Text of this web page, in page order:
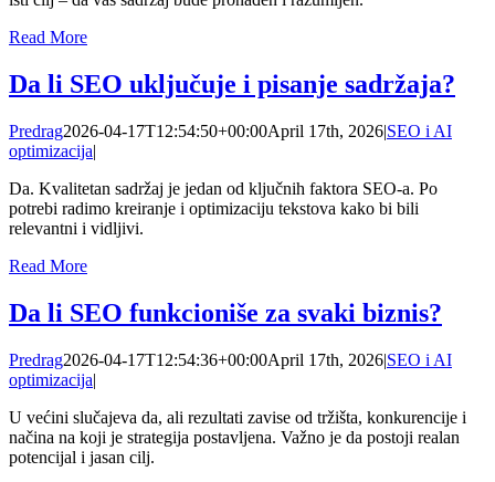
Read More
Da li SEO uključuje i pisanje sadržaja?
Predrag2026-04-17T12:54:50+00:00April 17th, 2026|SEO i AI
optimizacija|
Da. Kvalitetan sadržaj je jedan od ključnih faktora SEO-a. Po
potrebi radimo kreiranje i optimizaciju tekstova kako bi bili
relevantni i vidljivi.
Read More
Da li SEO funkcioniše za svaki biznis?
Predrag2026-04-17T12:54:36+00:00April 17th, 2026|SEO i AI
optimizacija|
U većini slučajeva da, ali rezultati zavise od tržišta, konkurencije i
načina na koji je strategija postavljena. Važno je da postoji realan
potencijal i jasan cilj.